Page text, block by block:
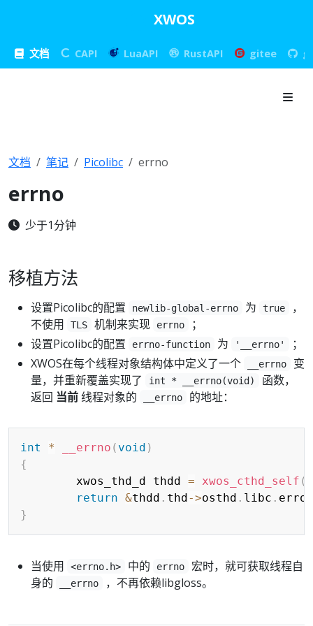
XWOS
文档 CAPI LuaAPI RustAPI gitee
文档 笔记 Picolibc errno
errno
少于1分钟
移植方法
设置Picolibc的配置 newlib-global-errno 为 true
，
不使用
TLS 机制来实现 errno
；
设置Picolibc的配置
errno-function 为 '__errno'
；
XWOS在每个线程对象结构体中定义了一个
__errno
变
量，并重新覆盖实现了
int * __errno(void)
函数，
返回 当前线程对象的 __errno 的地址：
int * __errno ( void )
{
        xwos_thd_d thdd
= xwos_cthd_self (
return &thdd . thd->osthd . libc .
}
当使用 <errno.h> 中的 errno
宏时，就可获取线程自
身的
__errno ，不再依赖libgloss。